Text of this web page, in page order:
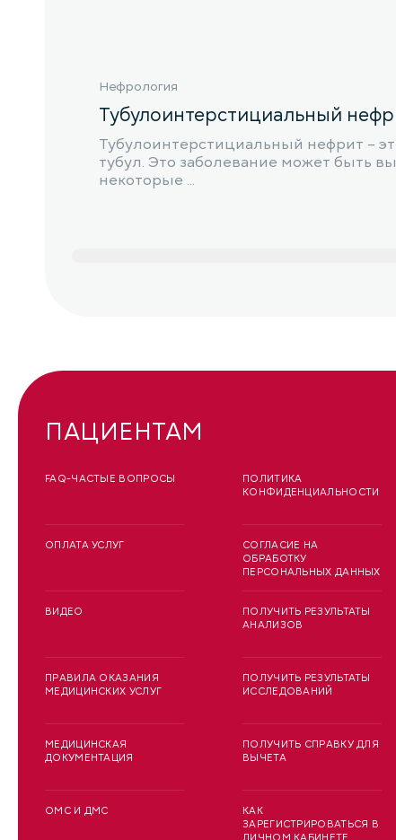
Нефрология
Тубулоинтерстициальный
Тубулоинтерстициальный нефрит –
тубул. Это заболевание может быть
некоторые ...
ПАЦИЕНТАМ
FAQ-ЧАСТЫЕ ВОПРОСЫ
ОПЛАТА УСЛУГ
ВИДЕО
ПРАВИЛА ОКАЗАНИЯ
МЕДИЦИНСКИХ УСЛУГ
МЕДИЦИНСКАЯ
ДОКУМЕНТАЦИЯ
ОМС И ДМС
ПОЛИТИКА
КОНФИДЕНЦИАЛЬНОСТИ
СОГЛАСИЕ НА
ОБРАБОТКУ
ПЕРСОНАЛЬНЫХ ДАННЫХ
ПОЛУЧИТЬ РЕЗУЛЬТАТЫ
АНАЛИЗОВ
ПОЛУЧИТЬ РЕЗУЛЬТАТЫ
ИССЛЕДОВАНИЙ
ПОЛУЧИТЬ СПРАВКУ ДЛЯ
ВЫЧЕТА
КАК
ЗАРЕГИСТРИРОВАТЬСЯ В